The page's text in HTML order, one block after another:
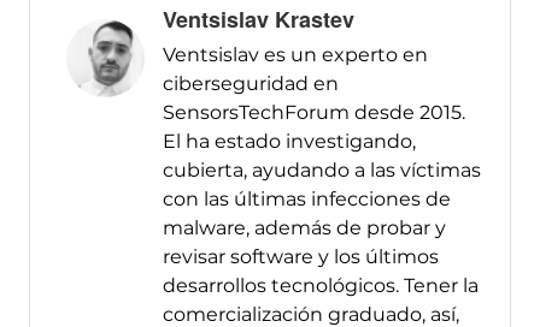
Ventsislav Krastev
Ventsislav es un experto en
ciberseguridad en
SensorsTechForum desde 2015.
El ha estado investigando,
cubierta, ayudando a las víctimas
con las últimas infecciones de
malware, además de probar y
revisar software y los últimos
desarrollos tecnológicos. Tener la
comercialización graduado, así,